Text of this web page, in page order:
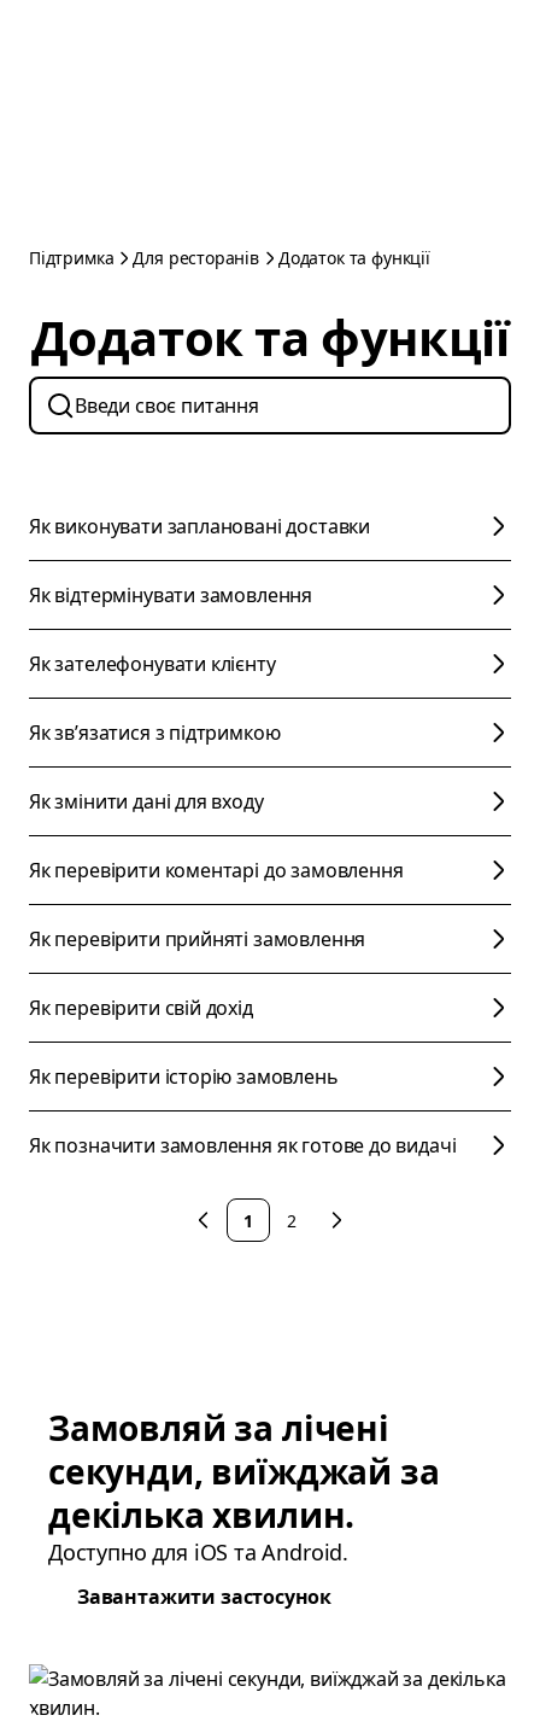
Підтримка Для ресторанів Додаток та функції
Додаток та функції
Як виконувати заплановані доставки
Як відтермінувати замовлення
Як зателефонувати клієнту
Як звʼязатися з підтримкою
Як змінити дані для входу
Як перевірити коментарі до замовлення
Як перевірити прийняті замовлення
Як перевірити свій дохід
Як перевірити історію замовлень
Як позначити замовлення як готове до видачі
1 2
Замовляй за лічені
секунди, виїжджай за
декілька хвилин.
Доступно для iOS та Android.
Завантажити застосунок